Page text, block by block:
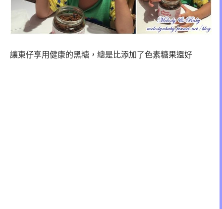
讓東仔享用健康的黑糖，總是比添加了色素糖果還好